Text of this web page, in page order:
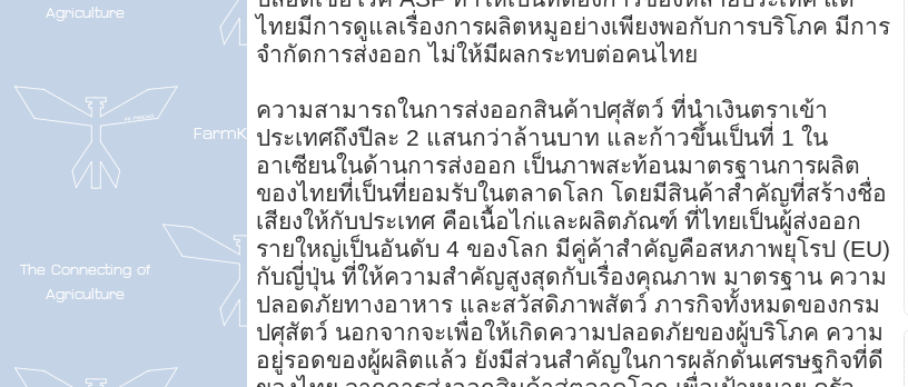
ไทยมีการดูแลเรื่องการผลิตหมูอย่างเพียงพอกับการบริโภค มีการ
จำกัดการส่งออก ไม่ให้มีผลกระทบต่อคนไทย
ความสามารถในการส่งออกสินค้าปศุสัตว์ ที่นำเงินตราเข้า
ประเทศถึงปีละ 2 แสนกว่าล้านบาท และก้าวขึ้นเป็นที่ 1 ใน
อาเซียนในด้านการส่งออก เป็นภาพสะท้อนมาตรฐานการผลิต
ของไทยที่เป็นที่ยอมรับในตลาดโลก โดยมีสินค้าสำคัญที่สร้างชื่อ
เสียงให้กับประเทศ คือเนื้อไก่และผลิตภัณฑ์ ที่ไทยเป็นผู้ส่งออก
รายใหญ่เป็นอันดับ 4 ของโลก มีคู่ค้าสำคัญคือสหภาพยุโรป (EU)
กับญี่ปุ่น ที่ให้ความสำคัญสูงสุดกับเรื่องคุณภาพ มาตรฐาน ความ
ปลอดภัยทางอาหาร และสวัสดิภาพสัตว์ ภารกิจทั้งหมดของกรม
ปศุสัตว์ นอกจากจะเพื่อให้เกิดความปลอดภัยของผู้บริโภค ความ
อยู่รอดของผู้ผลิตแล้ว ยังมีส่วนสำคัญในการผลักดันเศรษฐกิจที่ดี